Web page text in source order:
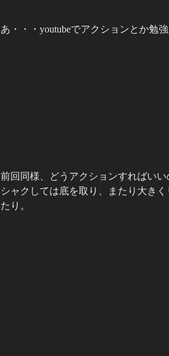
あ・・・youtubeでアクションとか勉
前回同様、どうアクションすればい
シャクしては底を取り、またり大き
たり。